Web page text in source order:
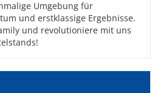
Umgebung für
und erstklassige Ergebnisse.
und revolutioniere mit uns